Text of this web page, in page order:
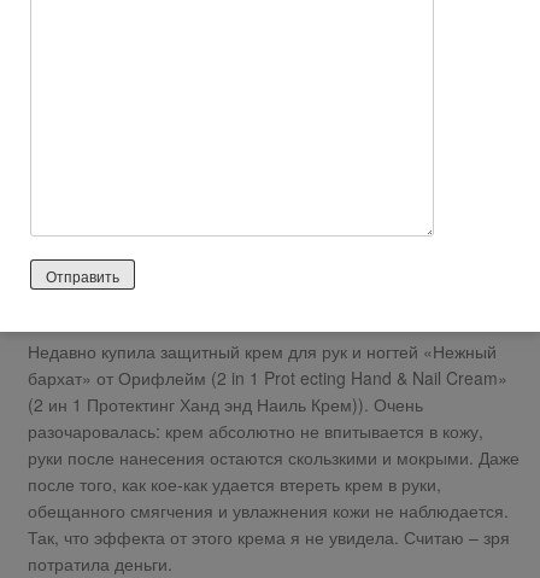
Отрицательный отзыв
http://ru.badgood.info/reviews/content/ujasnyiy_krem_ot_orifley
Недавно купила защитный крем для рук и ногтей «Нежный
бархат» от Орифлейм (2 in 1 Prot ecting Hand & Nail Cream»
(2 ин 1 Протектинг Ханд энд Наиль Крем)). Очень
разочаровалась: крем абсолютно не впитывается в кожу,
руки после нанесения остаются скользкими и мокрыми. Даже
после того, как кое-как удается втереть крем в руки,
обещанного смягчения и увлажнения кожи не наблюдается.
Так, что эффекта от этого крема я не увидела. Считаю – зря
потратила деньги.